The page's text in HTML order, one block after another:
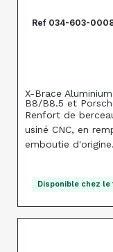
Ref 034-603-
X-Brace
B8/B8.5 et
Renfort de
usiné CNC, en
emboutie
cabriolet.
Disponible chez le